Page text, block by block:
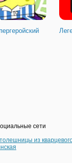
сети
из